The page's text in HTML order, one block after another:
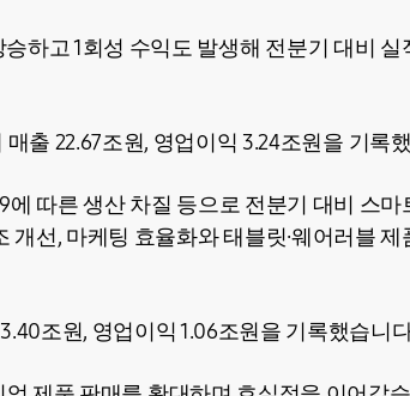
하고 1회성 수익도 발생해 전분기 대비 실
출 22.67조원, 영업이익 3.24조원을 기록
따른 생산 차질 등으로 전분기 대비 스마
선, 마케팅 효율화와 태블릿·웨어러블 제
조원, 영업이익 1.06조원을 기록했습니